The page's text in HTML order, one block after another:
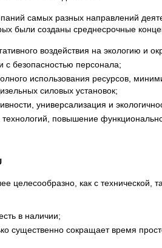
самых разных направлений
были созданы среднесрочные
воздействия на экологию и
с безопасностью персонала;
использования ресурсов,
силовых установок;
универсализация и
повышение
целесообразно, как с технической,
в наличии;
существенно сокращает время